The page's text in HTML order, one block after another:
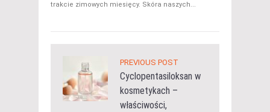
trakcie zimowych miesięcy. Skóra naszych...
PREVIOUS POST
Cyclopentasiloksan w
kosmetykach –
właściwości,